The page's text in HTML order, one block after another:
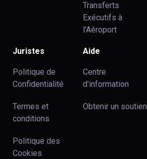
Transferts
Exécutifs à
l’Aéroport
Juristes
Politique de
Confidentialité
Termes et
conditions
Politique des
Cookies
Aide
Centre
d'information
Obtenir un soutien